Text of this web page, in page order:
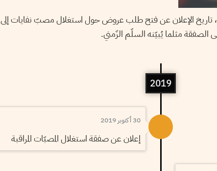
تمتدّ تفاصيل الصفقة من أكتوبر 2019، تاريخ الإعلان عن فتح طلب عروض حول استغلال مصبّ نفايات إلى
2019
30 أكتوبر 2019
إعلان عن صفقة استغلال المصبّات المراقبة